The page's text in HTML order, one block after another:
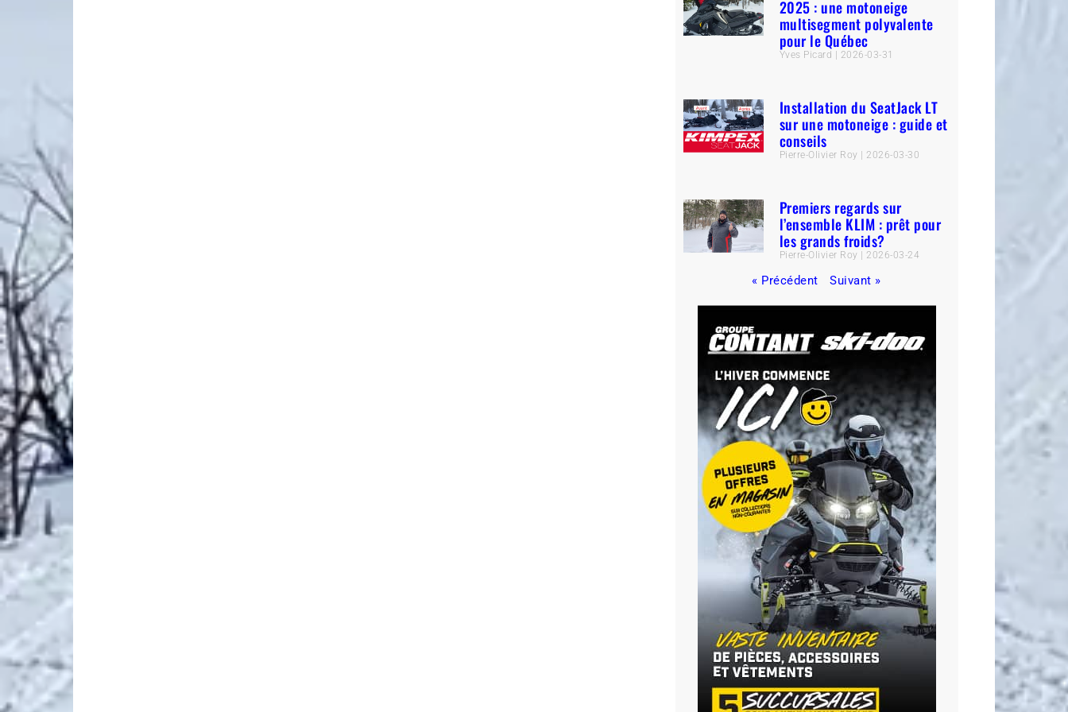
2025 : une motoneige
multisegment polyvalente
pour le Québec
Yves Picard 2026-03-31
Installation du SeatJack LT
sur une motoneige : guide et
conseils
Pierre-Olivier Roy 2026-03-30
Premiers regards sur
l’ensemble KLIM : prêt pour
les grands froids?
Pierre-Olivier Roy 2026-03-24
« Précédent Suivant »